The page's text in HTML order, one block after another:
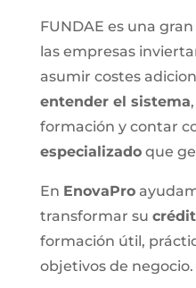
FUNDAE es una
las empresas
asumir costes
entender el sistema
formación y contar
especializadoque
En EnovaPro
transformar su
formación útil,
objetivos de negocio.